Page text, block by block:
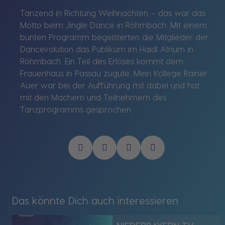
Tanzend in Richtung Weihnachten – das war das
Motto beim Jingle Dance in Röhrnbach. Mit einem
bunten Programm begeisterten die Mitglieder der
Dancevolution das Publikum im Haidl Atrium in
Röhrnbach. Ein Teil des Erlöses kommt dem
Frauenhaus in Passau zugute. Mein Kollege Rainer
Auer war bei der Aufführung mit dabei und hat
mit den Machern und Teilnehmern des
Tanzprogramms gesprochen.
Das könnte Dich auch interessieren